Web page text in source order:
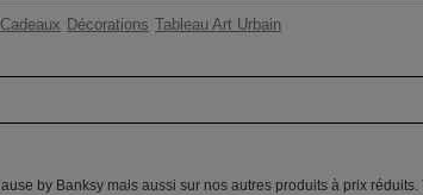
Décorations Tableau Art Urbain
by Banksy mais aussi sur nos autres produits à prix